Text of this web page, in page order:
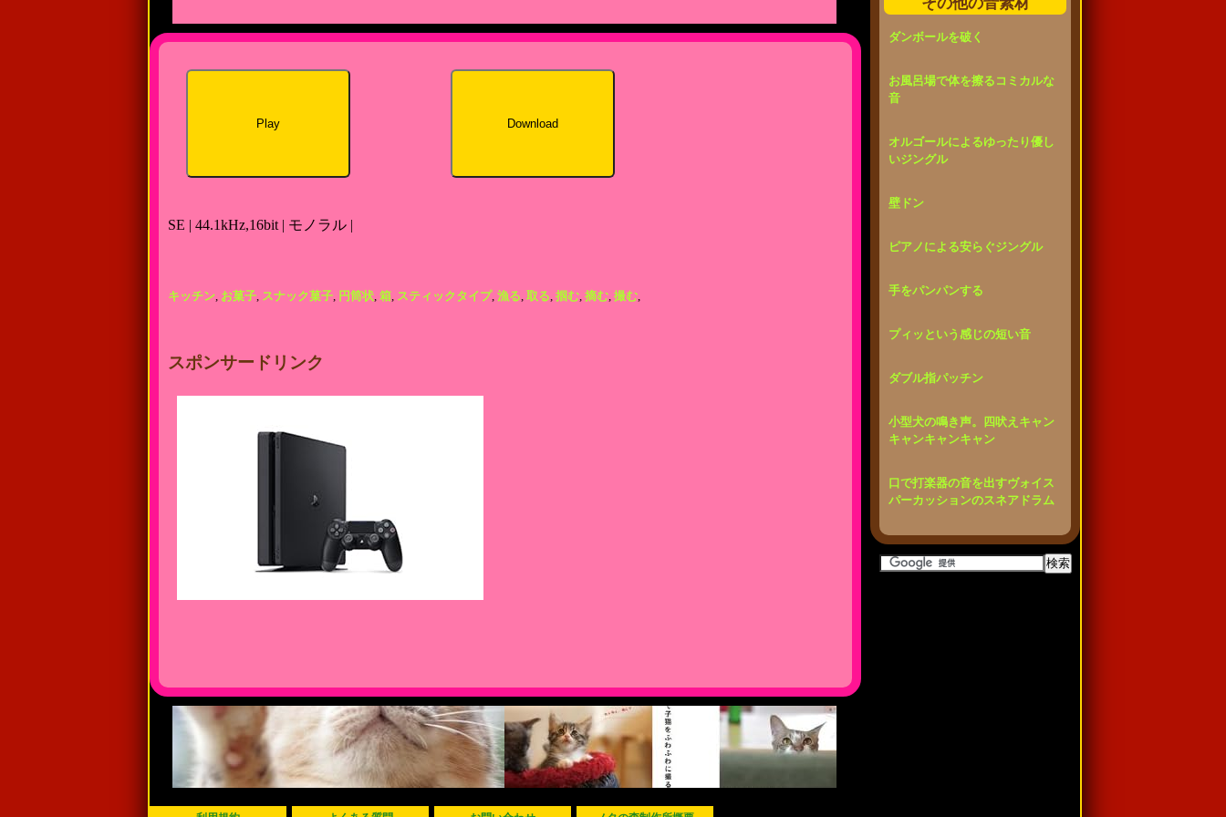
Play Download
SE | 44.1kHz,16bit | モノラル |
キッチン, お菓子, スナック菓子, 円筒状, 箱, スティックタイプ, 漁る, 取る, 掴む, 摘む, 撮む,
スポンサードリンク
ダンボールを破く
お風呂場で体を擦るコミカルな
音
オルゴールによるゆったり優し
いジングル
壁ドン
ピアノによる安らぐジングル
手をパンパンする
プィッという感じの短い音
ダブル指パッチン
小型犬の鳴き声。四吠えキャン
キャンキャンキャン
口で打楽器の音を出すヴォイス
パーカッションのスネアドラム